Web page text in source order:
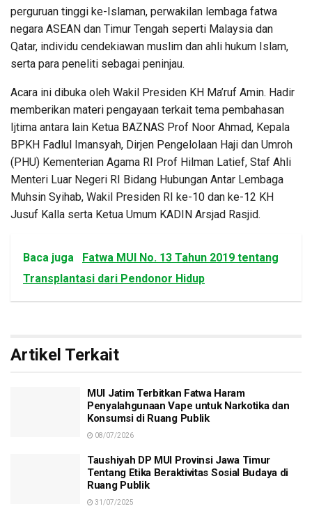
perguruan tinggi ke-Islaman, perwakilan lembaga fatwa
negara ASEAN dan Timur Tengah seperti Malaysia dan
Qatar, individu cendekiawan muslim dan ahli hukum Islam,
serta para peneliti sebagai peninjau.
Acara ini dibuka oleh Wakil Presiden KH Ma’ruf Amin. Hadir
memberikan materi pengayaan terkait tema pembahasan
Ijtima antara lain Ketua BAZNAS Prof Noor Ahmad, Kepala
BPKH Fadlul Imansyah, Dirjen Pengelolaan Haji dan Umroh
(PHU) Kementerian Agama RI Prof Hilman Latief, Staf Ahli
Menteri Luar Negeri RI Bidang Hubungan Antar Lembaga
Muhsin Syihab, Wakil Presiden RI ke-10 dan ke-12 KH
Jusuf Kalla serta Ketua Umum KADIN Arsjad Rasjid.
Baca juga
Fatwa MUI No. 13 Tahun 2019 tentang
Transplantasi dari Pendonor Hidup
Artikel Terkait
MUI Jatim Terbitkan Fatwa Haram
Penyalahgunaan Vape untuk Narkotika dan
Konsumsi di Ruang Publik
08/07/2026
Taushiyah DP MUI Provinsi Jawa Timur
Tentang Etika Beraktivitas Sosial Budaya di
Ruang Publik
31/07/2025